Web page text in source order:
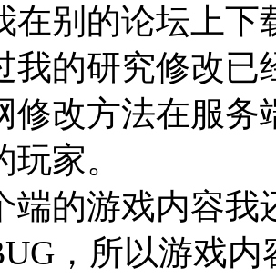
在别的论坛上下
我的研究修改已
修改方法在服务
玩家。
端的游戏内容我
，所以游戏